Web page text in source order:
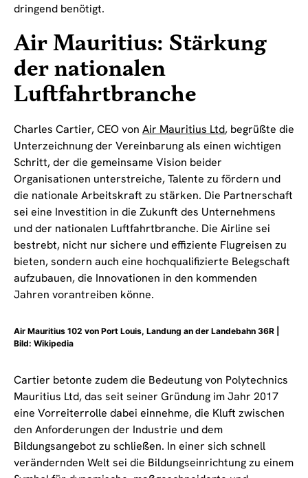
dringend benötigt.
Air Mauritius: Stärkung
der nationalen
Luftfahrtbranche
Charles Cartier, CEO von Air Mauritius Ltd, begrüßte die
Unterzeichnung der Vereinbarung als einen wichtigen
Schritt, der die gemeinsame Vision beider
Organisationen unterstreiche, Talente zu fördern und
die nationale Arbeitskraft zu stärken. Die Partnerschaft
sei eine Investition in die Zukunft des Unternehmens
und der nationalen Luftfahrtbranche. Die Airline sei
bestrebt, nicht nur sichere und effiziente Flugreisen zu
bieten, sondern auch eine hochqualifizierte Belegschaft
aufzubauen, die Innovationen in den kommenden
Jahren vorantreiben könne.
Air Mauritius 102 von Port Louis, Landung an der Landebahn 36R |
Bild: Wikipedia
Cartier betonte zudem die Bedeutung von Polytechnics
Mauritius Ltd, das seit seiner Gründung im Jahr 2017
eine Vorreiterrolle dabei einnehme, die Kluft zwischen
den Anforderungen der Industrie und dem
Bildungsangebot zu schließen. In einer sich schnell
verändernden Welt sei die Bildungseinrichtung zu einem